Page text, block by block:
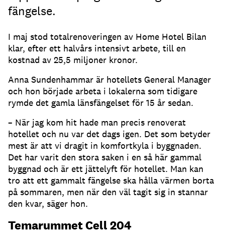
fängelse.
I maj stod totalrenoveringen av Home Hotel Bilan
klar, efter ett halvårs intensivt arbete, till en
kostnad av 25,5 miljoner kronor.
Anna Sundenhammar är hotellets General Manager
och hon började arbeta i lokalerna som tidigare
rymde det gamla länsfängelset för 15 år sedan.
– När jag kom hit hade man precis renoverat
hotellet och nu var det dags igen. Det som betyder
mest är att vi dragit in komfortkyla i byggnaden.
Det har varit den stora saken i en så här gammal
byggnad och är ett jättelyft för hotellet. Man kan
tro att ett gammalt fängelse ska hålla värmen borta
på sommaren, men när den väl tagit sig in stannar
den kvar, säger hon.
Temarummet Cell 204